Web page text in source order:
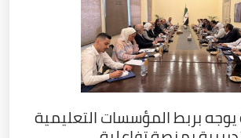
يوجه بربط المؤسسات التعليمية